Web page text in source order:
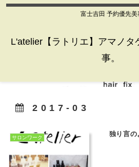
富士吉田 予約優先美
L'atelier【ラトリエ】アマノ
事。
2017-03
サロンワーク 独り言